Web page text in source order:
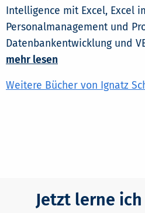
Intelligence mit Excel, Excel
Personalmanagement und
Datenbankentwicklung und
mehr lesen
Weitere Bücher von Ignatz
Jetzt lerne ich